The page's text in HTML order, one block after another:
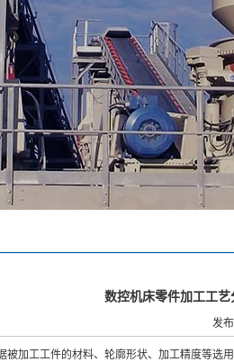
数控机床零件加工工
发
被加工工件的材料、轮廓形状、加工精度等选